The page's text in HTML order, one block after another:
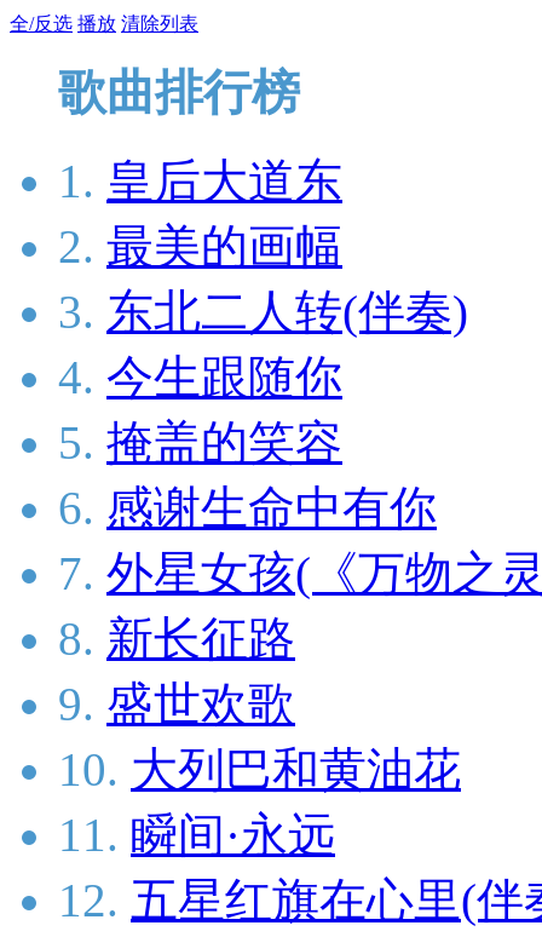
全/反选 播放 清除列表
歌曲排行榜
1. 皇后大道东
2. 最美的画幅
3. 东北二人转(伴奏)
4. 今生跟随你
5. 掩盖的笑容
6. 感谢生命中有你
7. 外星女孩(《万物之
8. 新长征路
9. 盛世欢歌
10. 大列巴和黄油花
11. 瞬间·永远
12. 五星红旗在心里(伴